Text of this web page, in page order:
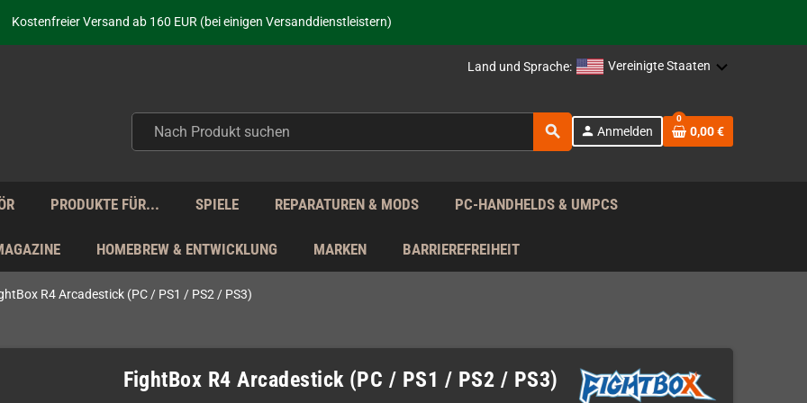
Kostenfreier Versand ab 160 EUR (bei einigen Versanddienstleistern)
Seit über 20 Jahren Deine Anlaufstelle für neue Retro-Hardware!
Täglicher Versand Mo - Fr aus Deutschland - zollfrei innerhalb der EU!
Land und Sprache: Vereinigte Staaten
search person Anmelden
0
0,00 €
PRODUKTE FÜR... SPIELE REPARATUREN & MODS PC-HANDHELDS & UMPCS
HOMEBREW & ENTWICKLUNG MARKEN BARRIEREFREIHEIT
R4 Arcadestick (PC / PS1 / PS2 / PS3)
FightBox R4 Arcadestick (PC / PS1 / PS2 / PS3)